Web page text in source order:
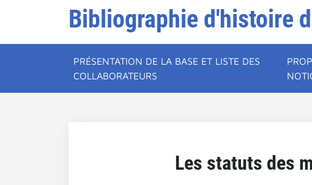
Bibliographie d'histoire
PRÉSENTATION DE LA BASE ET LISTE DES
COLLABORATEURS
Les statuts des